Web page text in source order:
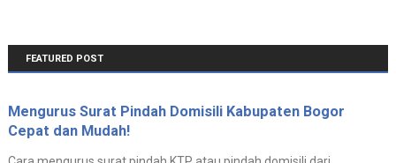
FEATURED POST
Mengurus Surat Pindah Domisili Kabupaten Bogor
Cepat dan Mudah!